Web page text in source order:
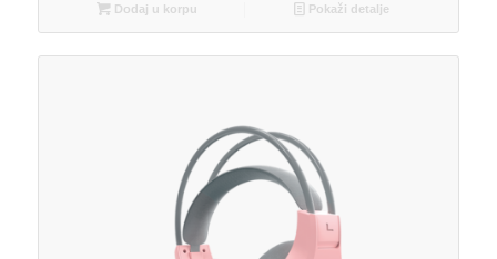
Dodaj u korpu Pokaži detalje